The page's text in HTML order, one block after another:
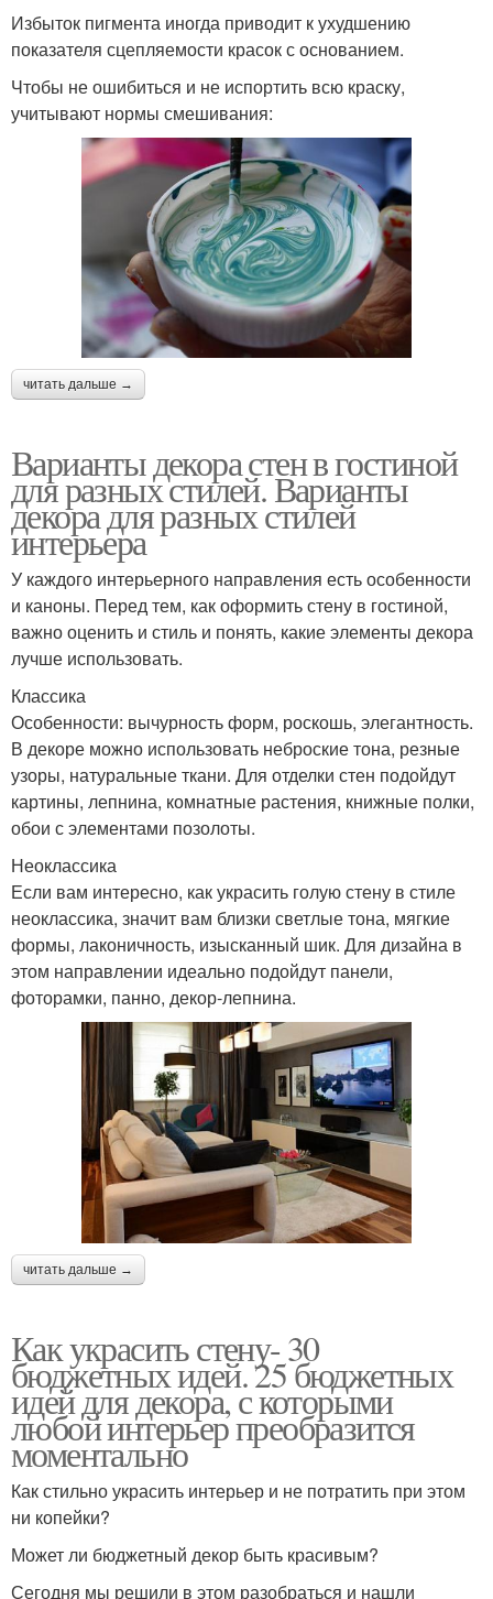
Избыток пигмента иногда приводит к ухудшению
показателя сцепляемости красок с основанием.
Чтобы не ошибиться и не испортить всю краску,
учитывают нормы смешивания:
читать дальше →
Варианты декора стен в гостиной
для разных стилей. Варианты
декора для разных стилей
интерьера
У каждого интерьерного направления есть особенности
и каноны. Перед тем, как оформить стену в гостиной,
важно оценить и стиль и понять, какие элементы декора
лучше использовать.
Классика
Особенности: вычурность форм, роскошь, элегантность.
В декоре можно использовать неброские тона, резные
узоры, натуральные ткани. Для отделки стен подойдут
картины, лепнина, комнатные растения, книжные полки,
обои с элементами позолоты.
Неоклассика
Если вам интересно, как украсить голую стену в стиле
неоклассика, значит вам близки светлые тона, мягкие
формы, лаконичность, изысканный шик. Для дизайна в
этом направлении идеально подойдут панели,
фоторамки, панно, декор-лепнина.
читать дальше →
Как украсить стену- 30
бюджетных идей. 25 бюджетных
идей для декора, с которыми
любой интерьер преобразится
моментально
Как стильно украсить интерьер и не потратить при этом
ни копейки?
Может ли бюджетный декор быть красивым?
Сегодня мы решили в этом разобраться и нашли